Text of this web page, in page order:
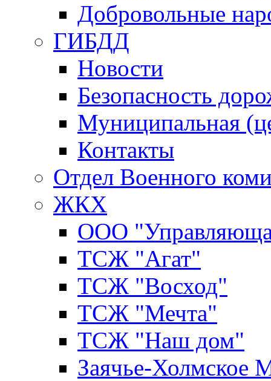
Добровольные
ГИБДД
Новости
Безопасность
Муниципальная
Контакты
Отдел Военного
ЖКХ
ООО
ТСЖ "Агат"
ТСЖ "Восход"
ТСЖ "Мечта"
ТСЖ "Наш дом"
Заячье-